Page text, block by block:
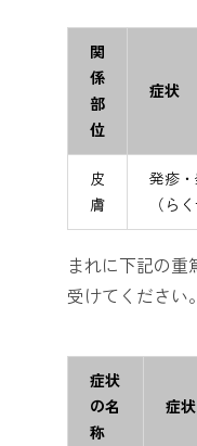
関
係
部
位
症状
皮
膚
発疹
（ら
まれに下記の重
受けてください。
症状
の名
称
症状